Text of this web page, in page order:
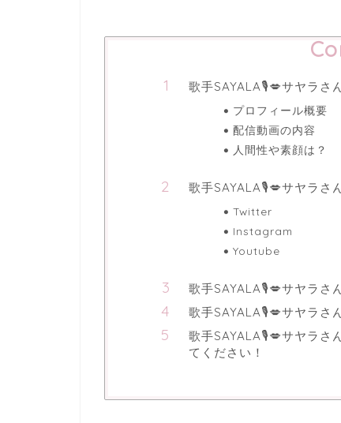
歌手SAYALA🎙️💋サヤラさ
プロフィール概要
配信動画の内容
人間性や素顔は？
歌手SAYALA🎙️💋サヤラさ
Twitter
Instagram
Youtube
歌手SAYALA🎙️💋サヤラさ
歌手SAYALA🎙️💋サヤラさ
歌手SAYALA🎙️💋サヤラさ
てください！